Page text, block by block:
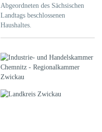
Abgeordneten des Sächsischen
Landtags beschlossenen
Haushaltes.